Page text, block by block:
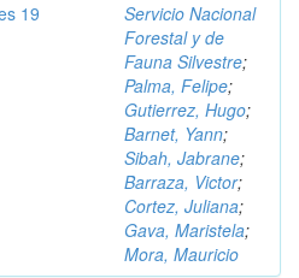
19
Servicio Nacional
Forestal y de
Fauna Silvestre;
Palma, Felipe;
Gutierrez, Hugo;
Barnet, Yann;
Sibah, Jabrane;
Barraza, Victor;
Cortez, Juliana;
Gava, Maristela;
Mora, Mauricio